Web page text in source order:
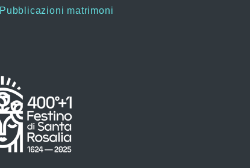
Pubblicazioni matrimoni